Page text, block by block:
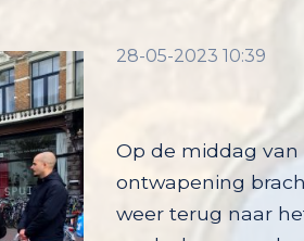
28-05-2023 10:39
Op de middag
ontwapening
weer terug
vredeskameraad